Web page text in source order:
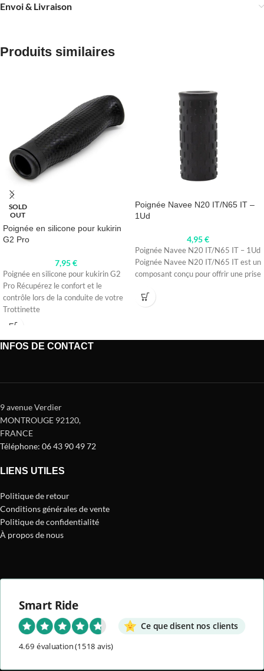
Envoi & Livraison
Produits similaires
SOLD
OUT
Poignée en silicone pour kukirin
G2 Pro
7,95€
Poignée en silicone pour kukirin G2
Pro Récupérez le confort et le
contrôle lors de la conduite de votre
Trottinette
Poignée Navee N20 IT/N65 IT –
1Ud
4,95€
Poignée Navee N20 IT/N65 IT – 1Ud
Poignée Navee N20 IT/N65 IT est un
composant conçu pour offrir une prise
INFOS DE CONTACT
9 avenue Verdier
MONTROUGE 92120,
FRANCE
Téléphone: 06 43 90 49 72
LIENS UTILES
Politique de retour
Conditions générales de vente
Politique de confidentialité
À propos de nous
Smart Ride
Ce que disent nos clients
4.69 évaluation(1518 avis)